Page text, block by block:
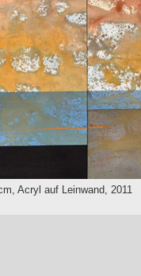
Acryl auf Leinwand, 2011